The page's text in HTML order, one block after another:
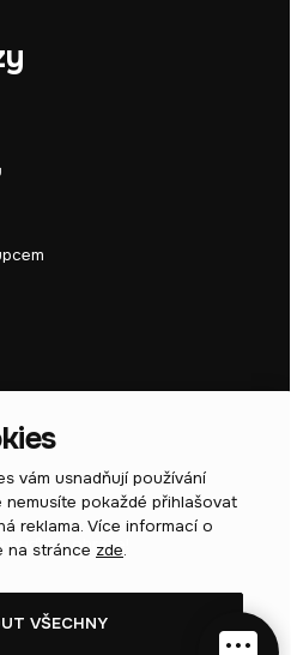
buďte v obraze!
vám usnadňují používání
nemusíte pokaždé přihlašovat
reklama. Více informací o
na stránce zde.
VŠECHNY